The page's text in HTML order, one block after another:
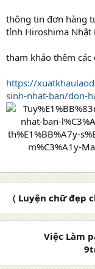
thông tin đơn hàng
tỉnh Hiroshima Nhật
tham khảo thêm
https://
sinh-nhat-ban/don-
〈 Luyện chữ đẹp
Việc Làm